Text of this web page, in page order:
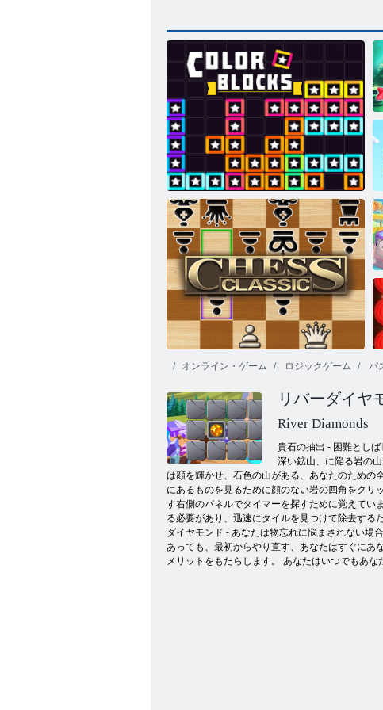
カラーブロック
チェスクラシック
オンライン・ゲーム ロジックゲーム パ
リバーダイヤ
River Diamonds
貴石の抽出 - 困難とし
深い鉱山、に陥る岩の
は顔を輝かせ、石色の山がある、あなたのための
にあるものを見るために顔のない岩の四角をクリ
す右側のパネルでタイマーを探すために覚えてい
る必要があり、迅速にタイルを見つけて除去する
ダイヤモンド - あなたは物忘れに悩まされない場
あっても、最初からやり直す、あなたはすぐにあ
メリットをもたらします。 あなたはいつでもあ